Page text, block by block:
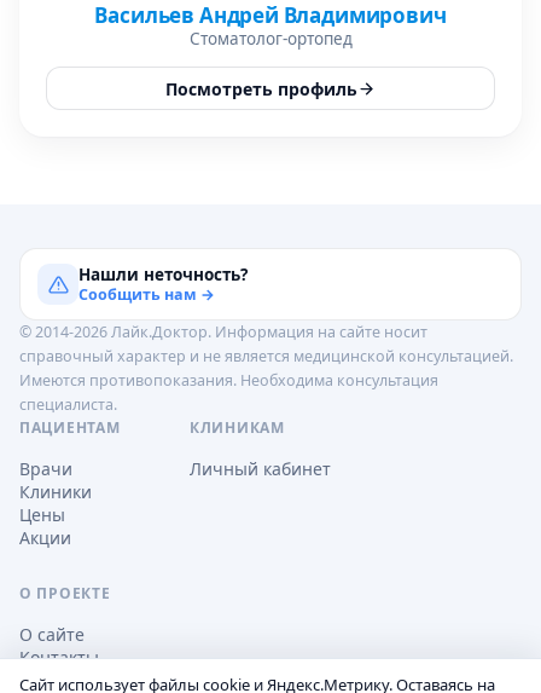
Васильев Андрей Владимирович
Стоматолог-ортопед
Посмотреть профиль
Нашли неточность?
Сообщить нам →
© 2014-2026 Лайк.Доктор. Информация на сайте носит
справочный характер и не является медицинской консультацией.
Имеются противопоказания. Необходима консультация
специалиста.
ПАЦИЕНТАМ
Врачи
Клиники
Цены
Акции
КЛИНИКАМ
Личный кабинет
О ПРОЕКТЕ
О сайте
Контакты
Сайт использует файлы cookie и Яндекс.Метрику. Оставаясь на